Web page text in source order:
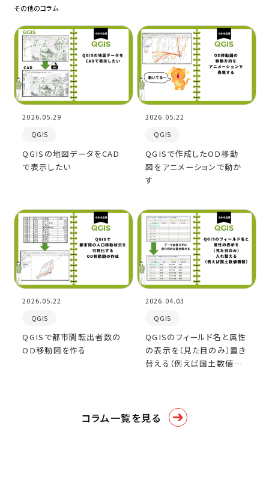
その他のコラム
2026.05.29
QGIS
QGISの地図データをCAD
で表示したい
2026.05.22
QGIS
QGISで作成したOD移動
図をアニメーションで動か
す
2026.05.22
QGIS
QGISで都市間転出者数の
OD移動図を作る
2026.04.03
QGIS
QGISのフィールド名と属性
の表示を（見た目のみ）置き
替える（例えば国土数値情
コラム一覧を見る